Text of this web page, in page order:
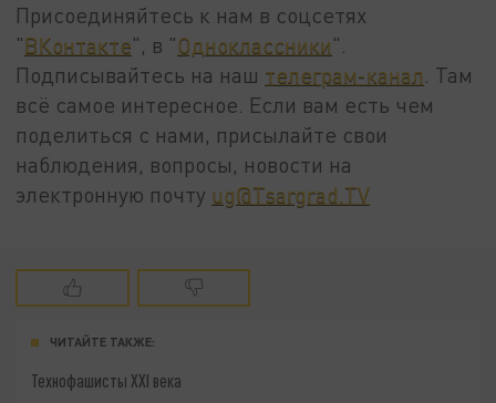
Присоединяйтесь к нам в соцсетях
"ВКонтакте", в "Одноклассники".
Подписывайтесь на наш телеграм-канал . Там
всё самое интересное. Если вам есть чем
поделиться с нами, присылайте свои
наблюдения, вопросы, новости на
электронную почту ug@Tsargrad.TV
ЧИТАЙТЕ ТАКЖЕ:
Технофашисты XXI века